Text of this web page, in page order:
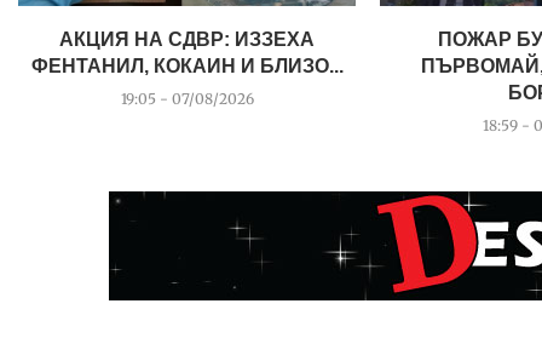
АКЦИЯ НА СДВР: ИЗЗЕХА
ФЕНТАНИЛ, КОКАИН И БЛИЗО...
19:05 - 07/08/2026
ПОЖАР
18:59 -